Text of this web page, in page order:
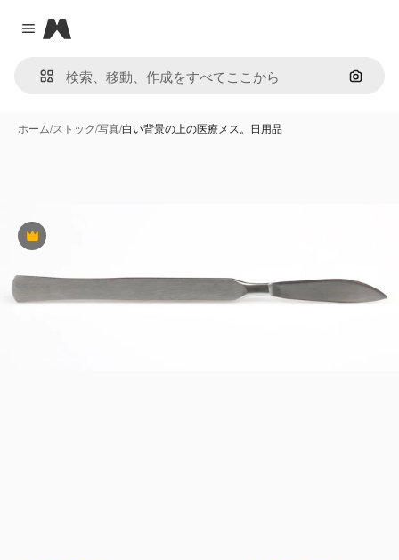
Close menu
Magnific
画像で
ホーム/ストック/写真/白い背景の上の医療メス。日用品
Premium